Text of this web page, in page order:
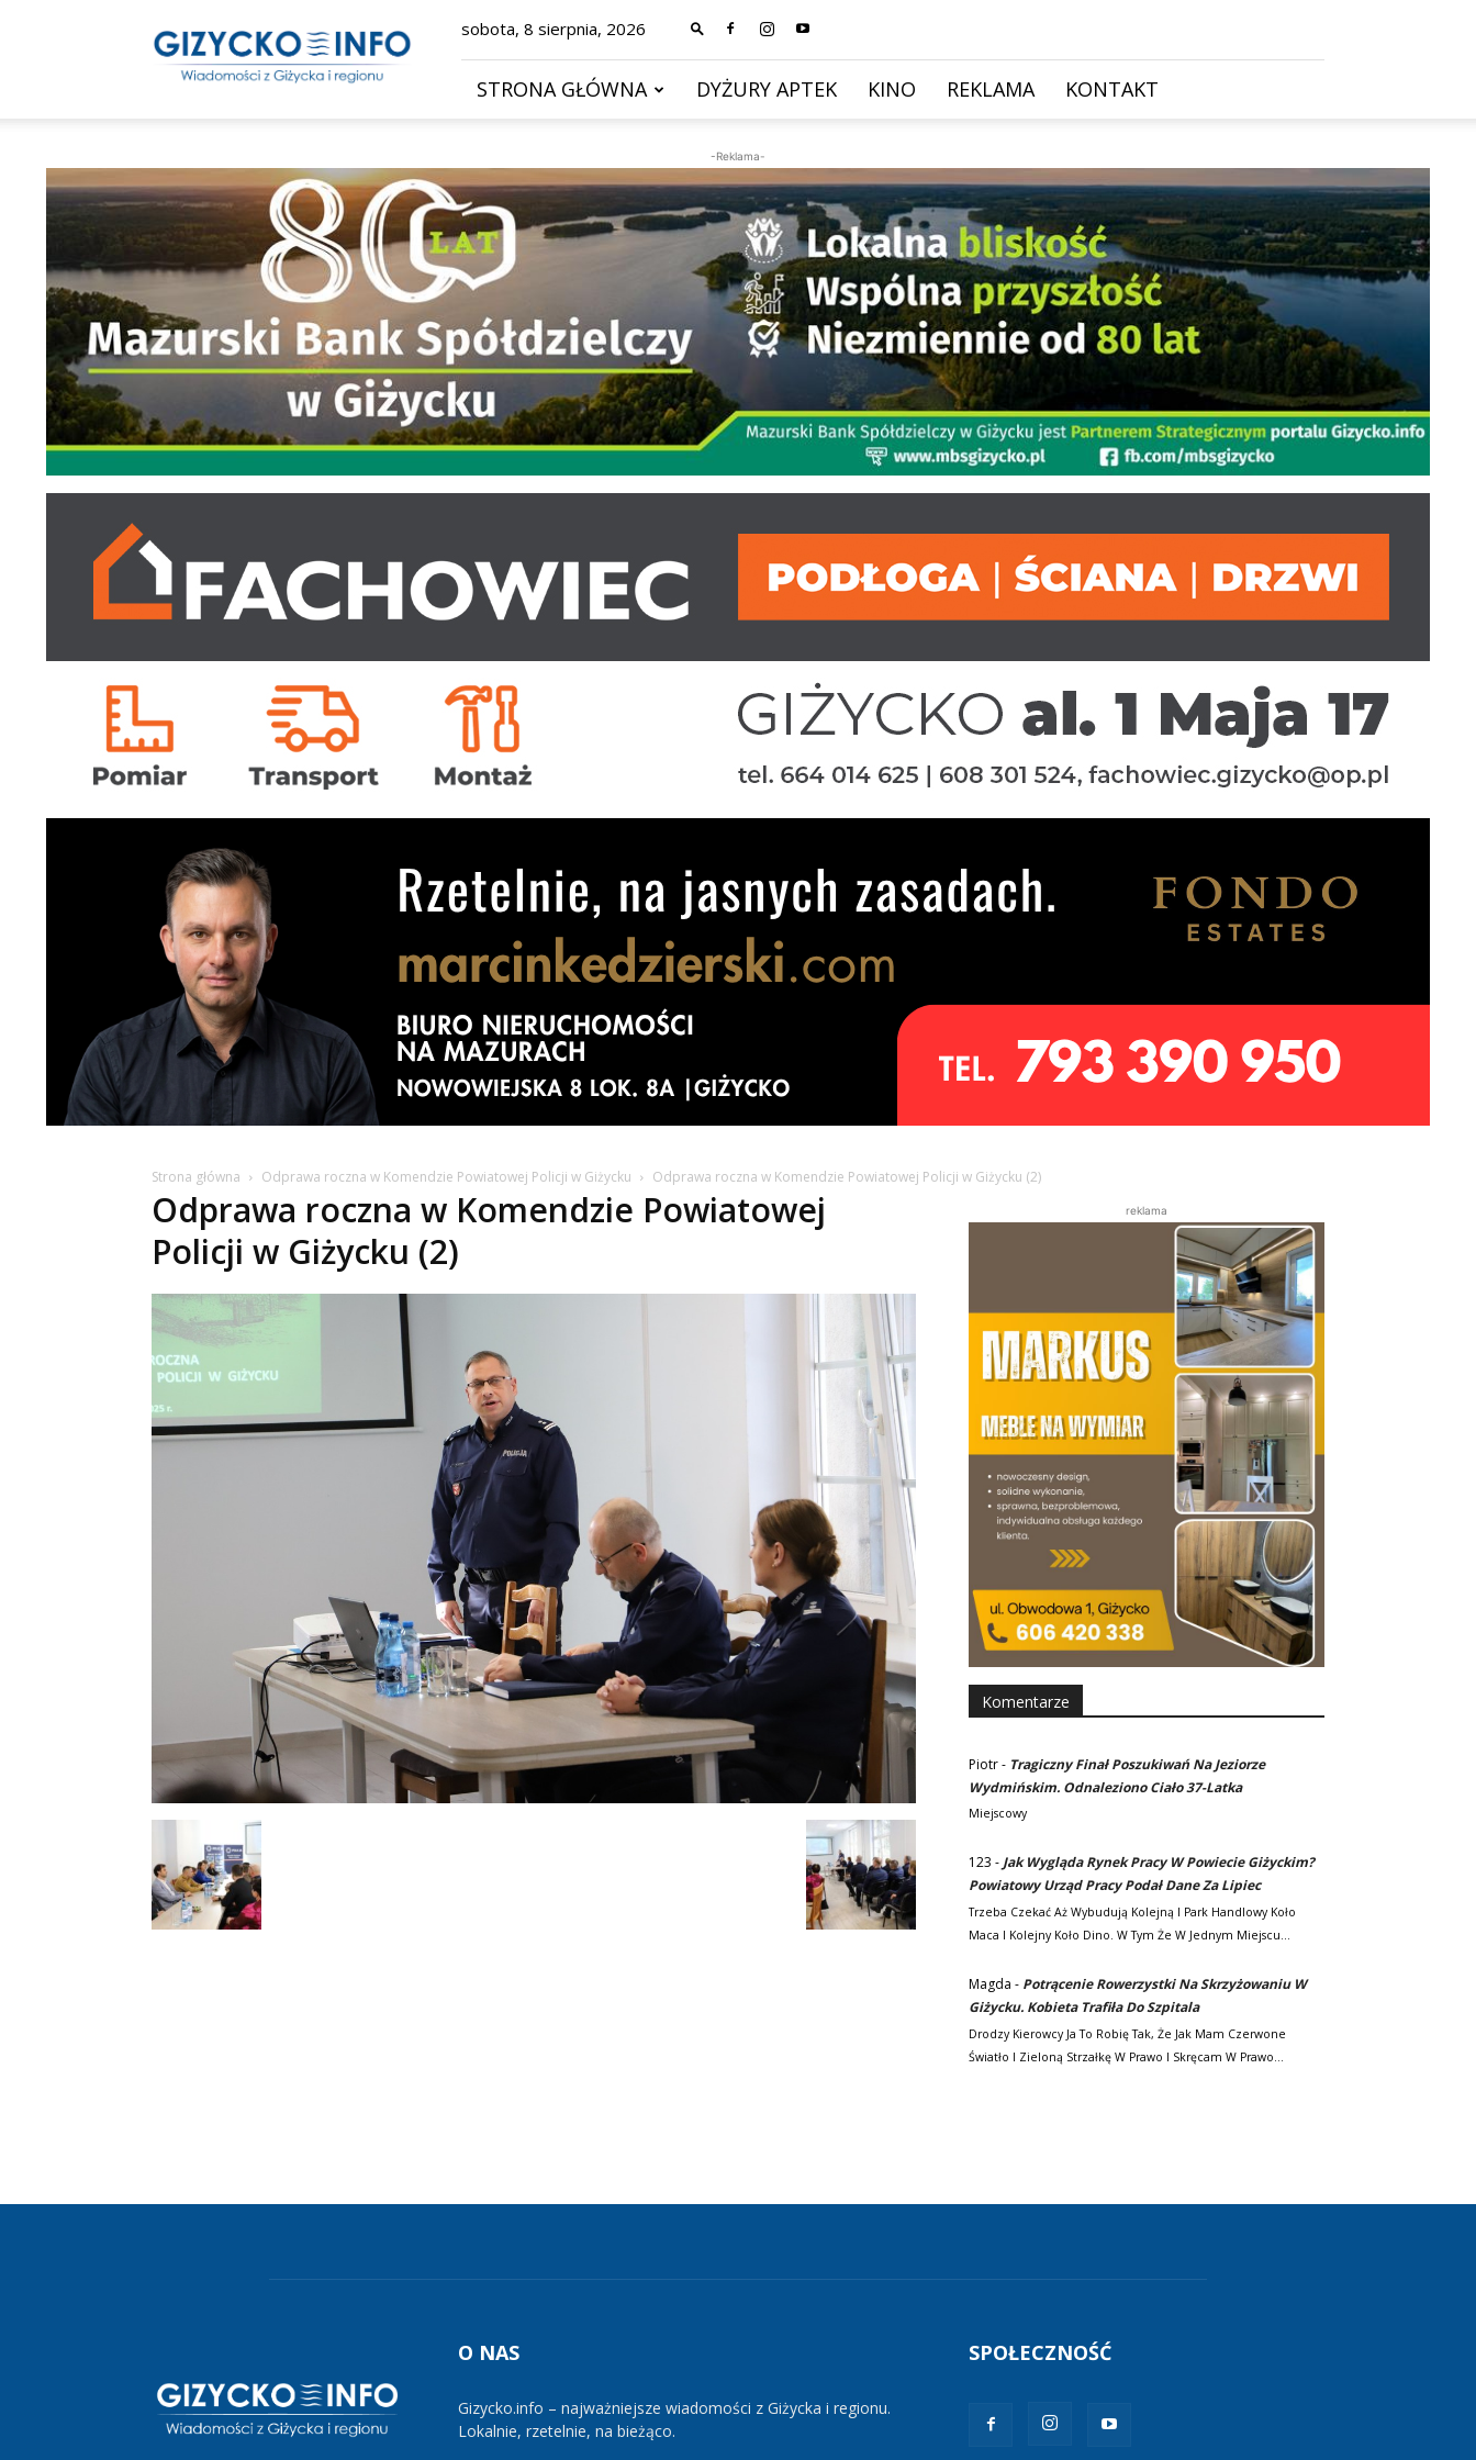
–
wiadomości
sobota, 8 sierpnia, 2026
STRONA GŁÓWNA DYŻURY APTEK KINO REKLAMA KONTAKT
-Reklama-
Strona główna Odprawa roczna w Komendzie Powiatowej Policji w Giżycku Odprawa roczna w Komendzie Powiatowej Policji w Giżycku (2)
Odprawa roczna w Komendzie Powiatowej
Policji w Giżycku (2)
reklama
Komentarze
Piotr- Tragiczny Finał Poszukiwań Na Jeziorze
Wydmińskim. Odnaleziono Ciało 37-Latka
Miejscowy
123 - Jak Wygląda Rynek Pracy W Powiecie Giżyckim?
Powiatowy Urząd Pracy Podał Dane Za Lipiec
Trzeba Czekać Aż Wybudują Kolejną I Park Handlowy Koło
Maca I Kolejny Koło Dino. W Tym Że W Jednym Miejscu…
Magda - Potrącenie Rowerzystki Na Skrzyżowaniu W
Giżycku. Kobieta Trafiła Do Szpitala
Drodzy Kierowcy Ja To Robię Tak, Że Jak Mam Czerwone
Światło I Zieloną Strzałkę W Prawo I Skręcam W Prawo…
O NAS
Gizycko.info – najważniejsze wiadomości z Giżycka i regionu.
Lokalnie, rzetelnie, na bieżąco.
SPOŁECZNOŚĆ